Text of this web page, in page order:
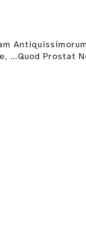
...Quod Prostat